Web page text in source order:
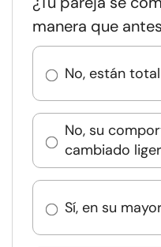
manera que
No, están
No, su
cambiado
Sí, en su